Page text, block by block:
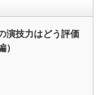
演技力はどう評価